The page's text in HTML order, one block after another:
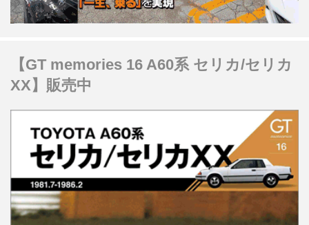
【GT memories 16 A60系 セリカ/セリカ
XX】販売中